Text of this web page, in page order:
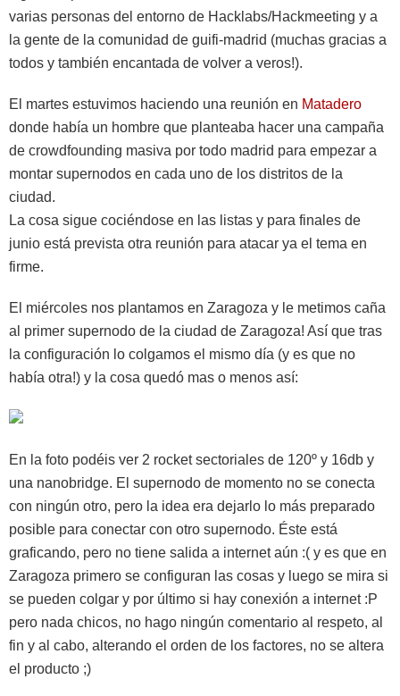
varias personas del entorno de Hacklabs/Hackmeeting y a
la gente de la comunidad de guifi-madrid (muchas gracias a
todos y también encantada de volver a veros!).
El martes estuvimos haciendo una reunión en Matadero
donde había un hombre que planteaba hacer una campaña
de crowdfounding masiva por todo madrid para empezar a
montar supernodos en cada uno de los distritos de la
ciudad.
La cosa sigue cociéndose en las listas y para finales de
junio está prevista otra reunión para atacar ya el tema en
firme.
El miércoles nos plantamos en Zaragoza y le metimos caña
al primer supernodo de la ciudad de Zaragoza! Así que tras
la configuración lo colgamos el mismo día (y es que no
había otra!) y la cosa quedó mas o menos así:
En la foto podéis ver 2 rocket sectoriales de 120º y 16db y
una nanobridge. El supernodo de momento no se conecta
con ningún otro, pero la idea era dejarlo lo más preparado
posible para conectar con otro supernodo. Éste está
graficando, pero no tiene salida a internet aún :( y es que en
Zaragoza primero se configuran las cosas y luego se mira si
se pueden colgar y por último si hay conexión a internet :P
pero nada chicos, no hago ningún comentario al respeto, al
fin y al cabo, alterando el orden de los factores, no se altera
el producto ;)